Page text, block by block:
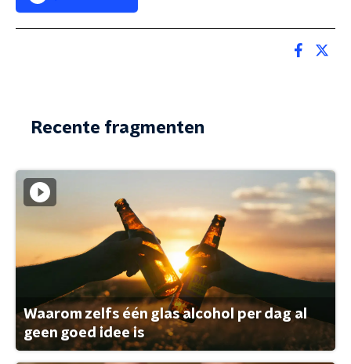
Recente fragmenten
Waarom zelfs één glas alcohol per dag al
geen goed idee is